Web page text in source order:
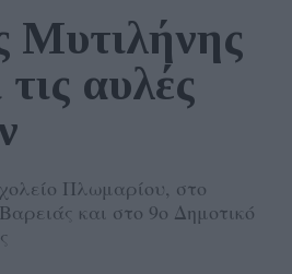
Μυτιλήνης
τις αυλές
Πλωμαρίου, στο
και στο 9ο Δημοτικό